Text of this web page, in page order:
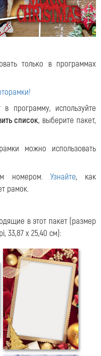
только в программах
программу, используйте
список, выберите пакет,
можно использовать
номером. Узнайте, как
рамок.
в этот пакет (размер
33,87 x 25,40 см):